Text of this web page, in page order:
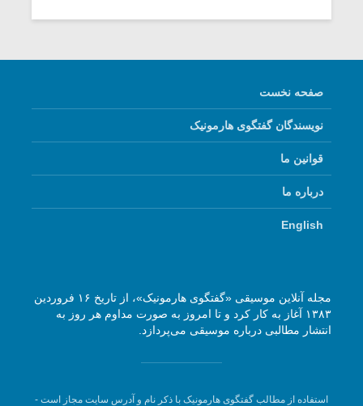
صفحه نخست
نویسندگان گفتگوی هارمونیک
قوانین ما
درباره ما
English
مجله آنلاین موسیقی «گفتگوی هارمونیک»، از تاریخ ۱۶ فروردین
۱۳۸۳ آغاز به کار کرد و تا امروز به صورت مداوم هر روز به
انتشار مطالبی درباره موسیقی می‌پردازد.
استفاده از مطالب گفتگوی هارمونیک با ذکر نام و آدرس سایت مجاز است -